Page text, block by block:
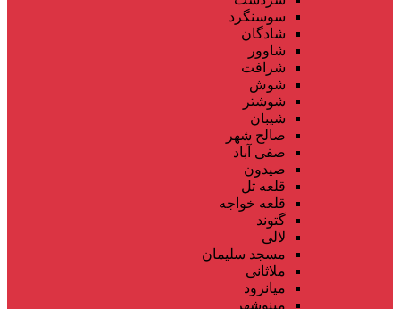
سوسنگرد
شادگان
شاوور
شرافت
شوش
شوشتر
شیبان
صالح شهر
صفی آباد
صیدون
قلعه تل
قلعه خواجه
گتوند
لالی
مسجد سلیمان
ملاثانی
میانرود
مینوشهر